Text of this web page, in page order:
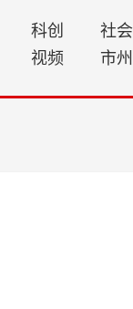
科创 社会
视频 市州